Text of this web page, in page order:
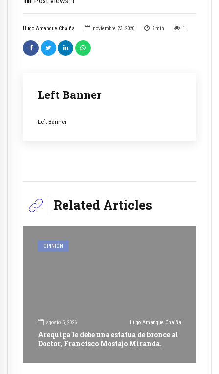
Hugo Amanque Chaiña noviembre 23, 2020 9 min 1
Left Banner
Left Banner
Related Articles
OPINIÓN
agosto 5, 2026 Hugo Amanque Chaiña
Arequipa le debe una estatua de bronce al
Doctor, Francisco Mostajo Miranda.